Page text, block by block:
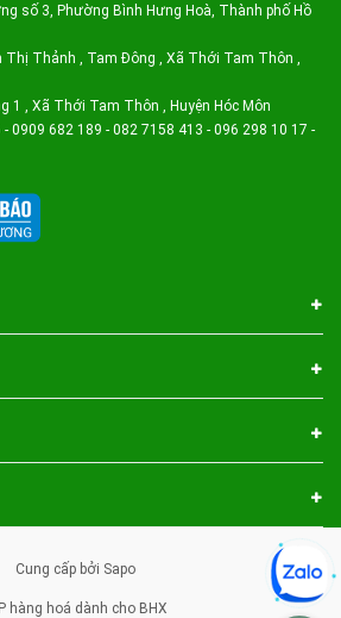
số 3, Phường Bình Hưng Hoà, Thành phố Hồ
Thị Thảnh , Tam Đông , Xã Thới Tam Thôn ,
1 , Xã Thới Tam Thôn , Huyện Hóc Môn
0909 682 189 - 082 7158 413 - 096 298 10 17 -
Cung cấp bởi Sapo
hàng hoá dành cho BHX